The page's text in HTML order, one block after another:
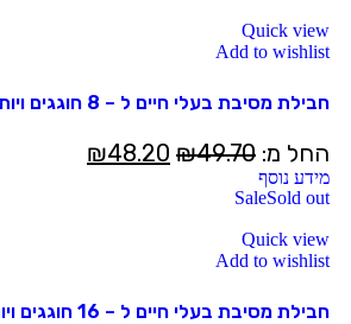
Quick view
Add to wishlist
חבילת מסיבת בעלי חיים ל – 8 חוגגים ויותר
החל מ: ₪49.70
₪48.20
מידע נוסף
SaleSold out
Quick view
Add to wishlist
חבילת מסיבת בעלי חיים ל – 16 חוגגים ויותר